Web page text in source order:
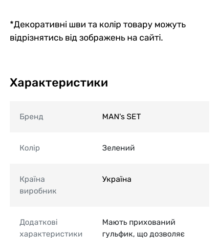
*Декоративні шви та колір товару можуть
відрізнятись від зображень на сайті.
Характеристики
Бренд MAN's SET
Колір Зелений
Країна
виробник
Україна
Додаткові
характеристики
Мають прихований
гульфик, що дозволяє